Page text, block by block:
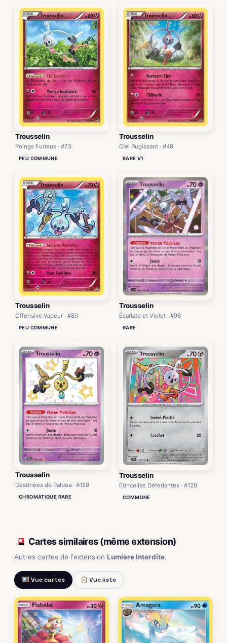
Trousselin
Poings Furieux · #73
PEU COMMUNE
Trousselin
Ciel Rugissant · #48
RARE V1
Trousselin
Offensive Vapeur · #80
PEU COMMUNE
Trousselin
Écarlate et Violet · #96
RARE
Trousselin
Destinées de Paldea · #159
CHROMATIQUE RARE
Trousselin
Étincelles Déferlantes · #128
COMMUNE
Cartes similaires (même extension)
Autres cartes de l'extension Lumière Interdite.
Vue cartes Vue liste